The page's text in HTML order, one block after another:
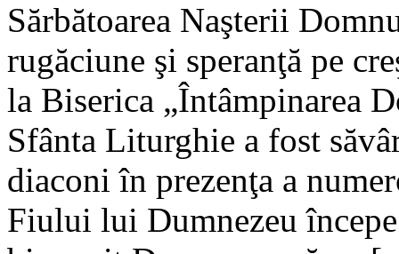
Sărbătoarea Naşterii
rugăciune şi speranţă pe
la Biserica „Întâmpinarea
Sfânta Liturghie a fost
diaconi în prezenţa a
Fiului lui Dumnezeu